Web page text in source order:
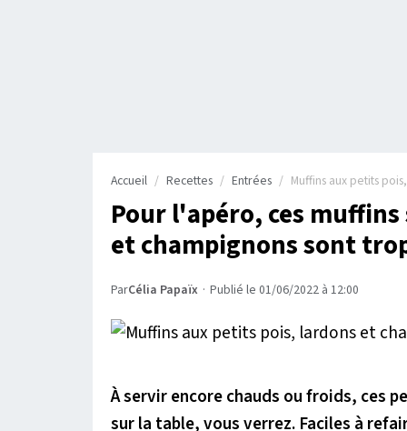
Accueil Recettes Entrées Muffins aux petits
Pour l'apéro, ces
et champignons sont
ParCélia Papaïx · Publié le 01/06/2022 à 12:00
À servir encore chauds ou froids, ces
sur la table, vous verrez. Faciles à